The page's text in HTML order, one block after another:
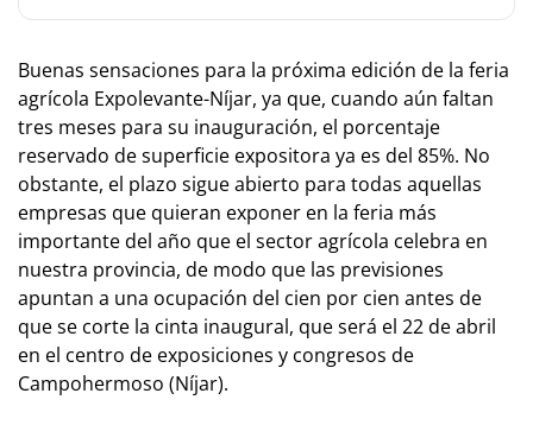
Buenas sensaciones para la próxima edición de la feria
agrícola Expolevante-Níjar, ya que, cuando aún faltan
tres meses para su inauguración, el porcentaje
reservado de superficie expositora ya es del 85%. No
obstante, el plazo sigue abierto para todas aquellas
empresas que quieran exponer en la feria más
importante del año que el sector agrícola celebra en
nuestra provincia, de modo que las previsiones
apuntan a una ocupación del cien por cien antes de
que se corte la cinta inaugural, que será el 22 de abril
en el centro de exposiciones y congresos de
Campohermoso (Níjar).